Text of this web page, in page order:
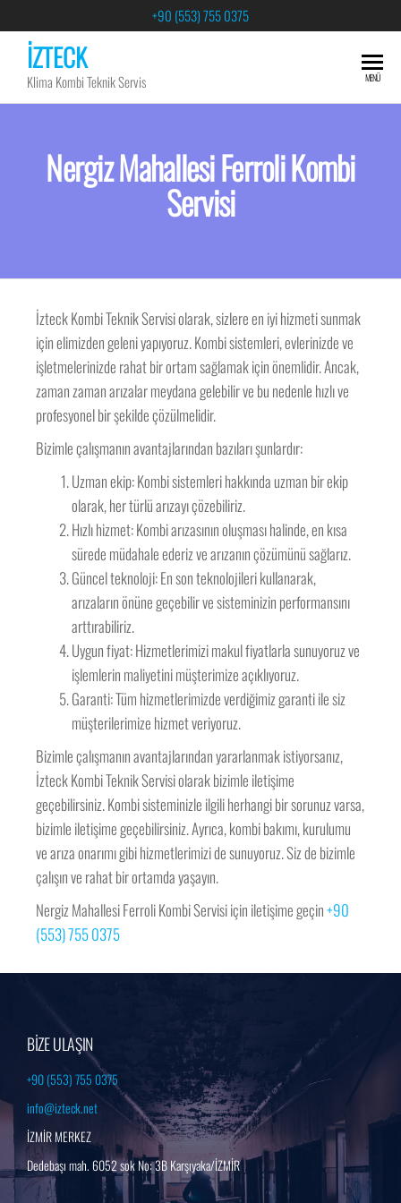
+90 (553) 755 0375
İZTECK
Klima Kombi Teknik Servis MENÜ
Nergiz Mahallesi Ferroli Kombi
Servisi
İzteck Kombi Teknik Servisi olarak, sizlere en iyi hizmeti sunmak
için elimizden geleni yapıyoruz. Kombi sistemleri, evlerinizde ve
işletmelerinizde rahat bir ortam sağlamak için önemlidir. Ancak,
zaman zaman arızalar meydana gelebilir ve bu nedenle hızlı ve
profesyonel bir şekilde çözülmelidir.
Bizimle çalışmanın avantajlarından bazıları şunlardır:
Uzman ekip: Kombi sistemleri hakkında uzman bir ekip
olarak, her türlü arızayı çözebiliriz.
Hızlı hizmet: Kombi arızasının oluşması halinde, en kısa
sürede müdahale ederiz ve arızanın çözümünü sağlarız.
Güncel teknoloji: En son teknolojileri kullanarak,
arızaların önüne geçebilir ve sisteminizin performansını
arttırabiliriz.
Uygun fiyat: Hizmetlerimizi makul fiyatlarla sunuyoruz ve
işlemlerin maliyetini müşterimize açıklıyoruz.
Garanti: Tüm hizmetlerimizde verdiğimiz garanti ile siz
müşterilerimize hizmet veriyoruz.
Bizimle çalışmanın avantajlarından yararlanmak istiyorsanız,
İzteck Kombi Teknik Servisi olarak bizimle iletişime
geçebilirsiniz. Kombi sisteminizle ilgili herhangi bir sorunuz varsa,
bizimle iletişime geçebilirsiniz. Ayrıca, kombi bakımı, kurulumu
ve arıza onarımı gibi hizmetlerimizi de sunuyoruz. Siz de bizimle
çalışın ve rahat bir ortamda yaşayın.
Nergiz Mahallesi Ferroli Kombi Servisi için iletişime geçin+90
(553) 755 0375
BİZE ULAŞIN
+90 (553) 755 0375
info@izteck.net
İZMİR MERKEZ
Dedebaşı mah. 6052 sok No: 3B Karşıyaka/İZMİR